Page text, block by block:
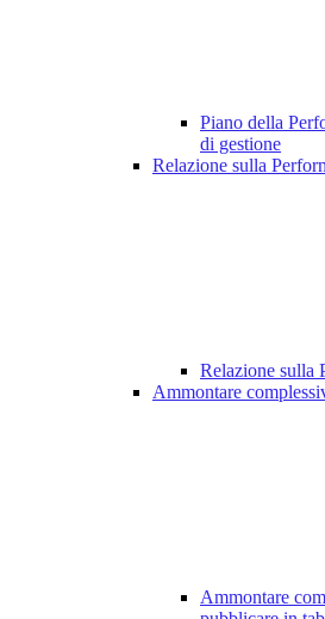
Piano della
di gestione
Relazione sulla
Relazione sulla
Ammontare
Ammontare